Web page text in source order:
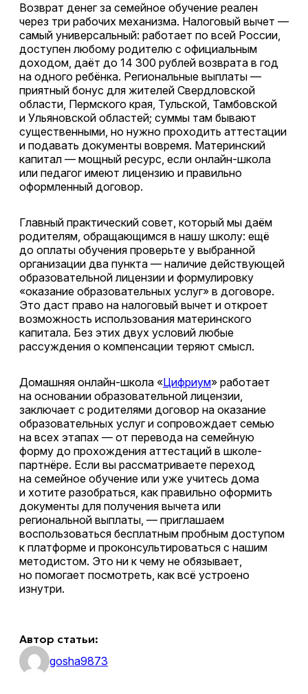
Возврат денег за семейное обучение реален
через три рабочих механизма. Налоговый вычет —
самый универсальный: работает по всей России,
доступен любому родителю с официальным
доходом, даёт до 14 300 рублей возврата в год
на одного ребёнка. Региональные выплаты —
приятный бонус для жителей Свердловской
области, Пермского края, Тульской, Тамбовской
и Ульяновской областей; суммы там бывают
существенными, но нужно проходить аттестации
и подавать документы вовремя. Материнский
капитал — мощный ресурс, если онлайн-школа
или педагог имеют лицензию и правильно
оформленный договор.
Главный практический совет, который мы даём
родителям, обращающимся в нашу школу: ещё
до оплаты обучения проверьте у выбранной
организации два пункта — наличие действующей
образовательной лицензии и формулировку
«оказание образовательных услуг» в договоре.
Это даст право на налоговый вычет и откроет
возможность использования материнского
капитала. Без этих двух условий любые
рассуждения о компенсации теряют смысл.
Домашняя онлайн-школа «Цифриум» работает
на основании образовательной лицензии,
заключает с родителями договор на оказание
образовательных услуг и сопровождает семью
на всех этапах — от перевода на семейную
форму до прохождения аттестаций в школе-
партнёре. Если вы рассматриваете переход
на семейное обучение или уже учитесь дома
и хотите разобраться, как правильно оформить
документы для получения вычета или
региональной выплаты, — приглашаем
воспользоваться бесплатным пробным доступом
к платформе и проконсультироваться с нашим
методистом. Это ни к чему не обязывает,
но помогает посмотреть, как всё устроено
изнутри.
Автор статьи:
gosha9873